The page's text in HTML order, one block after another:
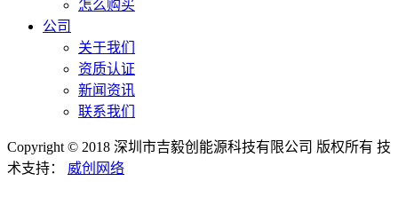
怎么购买
公司
关于我们
资质认证
新闻资讯
联系我们
Copyright © 2018 深圳市吉毅创能源科技有限公司 版权所有 技
术支持：
威创网络